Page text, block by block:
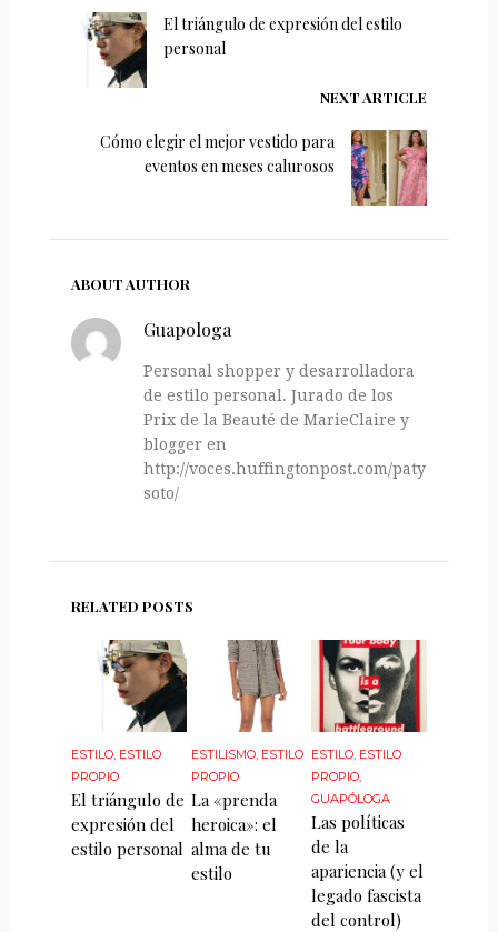
El triángulo de expresión del estilo
personal
NEXT ARTICLE
Cómo elegir el mejor vestido para
eventos en meses calurosos
ABOUT AUTHOR
Guapologa
Personal shopper y desarrolladora
de estilo personal. Jurado de los
Prix de la Beauté de MarieClaire y
blogger en
http://voces.huffingtonpost.com/paty-
soto/
RELATED POSTS
ESTILO, ESTILO
PROPIO
El triángulo de
expresión del
estilo personal
ESTILISMO ESTILO
PROPIO
La «prenda
heroica»: el
alma de tu
estilo
ESTILO ESTILO
PROPIO
GUAPÓLOGA
Las políticas
de la
apariencia (y el
legado fascista
del control)